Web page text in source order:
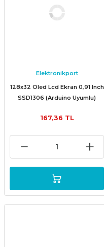
Elektronikport
128x32 Oled Lcd Ekran 0,91 Inch
SSD1306 (Arduino Uyumlu)
167,36 TL